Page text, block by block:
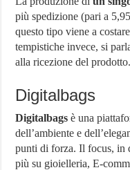
più spedizione (pari a
questo tipo viene a
tempistiche invece, si
alla ricezione del prodotto.
Digitalbags
Digitalbags è una
dell’ambiente e
punti di forza. Il focus, in
più su gioielleria, E-